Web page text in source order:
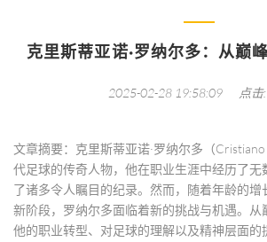
克里斯蒂亚诺·罗纳尔多：从巅
2025-02-28 19:58:09 点击
文章摘要：克里斯蒂亚诺·罗纳尔多（
代足球的传奇人物，他在职业生涯中经历了无
了诸多令人瞩目的纪录。然而，随着年龄的增
新阶段，罗纳尔多面临着新的挑战与机遇。从
他的职业转型、对足球的理解以及精神层面的